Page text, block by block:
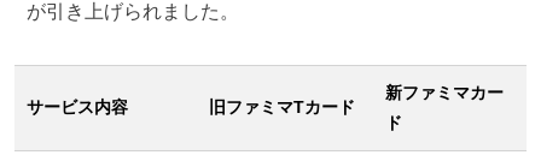
が引き上げられました。
サービス内容 旧ファミマTカード
新ファミマカー
ド